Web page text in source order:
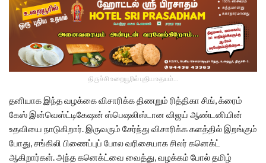
திருச்சி உறையூரில் புதிய உதயம்...
தனியாக இந்த வழக்கை விசாரிக்க திணறும் ரித்திகா சிங், க்ரைம்
கேஸ் இன்வெஸ்ட்டிகேஷன் ஸ்பெஷலிஸ்டான விஜய் ஆண்டனியின்
உதவியை நாடுகிறார். இருவரும் சேர்ந்து விசாரிக்க களத்தில் இறங்கும்
போது, சங்கிலி பிணைப்புப் போல வரிசையாக சிலர் கனெக்ட்
ஆகிறார்கள். அந்த கனெக்ட்வை வைத்து, வழக்கம் போல் தமிழ்